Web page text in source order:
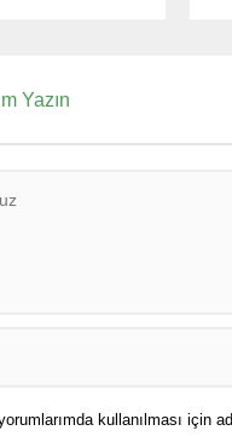
Yazın
kullanılması için